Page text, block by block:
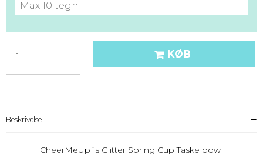
KØB
Beskrivelse
CheerMeUp´s Glitter Spring Cup Taske bow